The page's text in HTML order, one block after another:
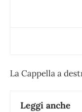
La Cappella a
Leggi anche